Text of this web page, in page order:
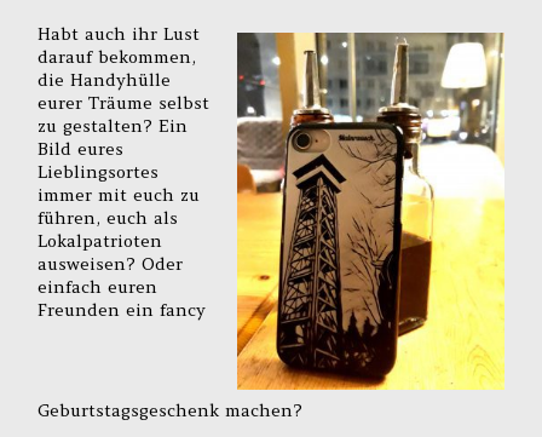
Habt auch ihr Lust
darauf bekommen,
die Handyhülle
eurer Träume selbst
zu gestalten? Ein
Bild eures
Lieblingsortes
immer mit euch zu
führen, euch als
Lokalpatrioten
ausweisen? Oder
einfach euren
Freunden ein fancy
Geburtstagsgeschenk machen?